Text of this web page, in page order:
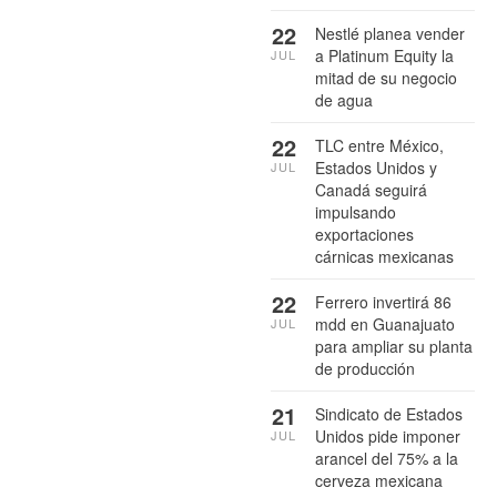
Nestlé planea vender
a Platinum Equity la
mitad de su negocio
de agua
22
JUL
TLC entre México,
Estados Unidos y
Canadá seguirá
impulsando
exportaciones
cárnicas mexicanas
22
JUL
Ferrero invertirá 86
mdd en Guanajuato
para ampliar su planta
de producción
22
JUL
Sindicato de Estados
Unidos pide imponer
arancel del 75% a la
cerveza mexicana
21
JUL